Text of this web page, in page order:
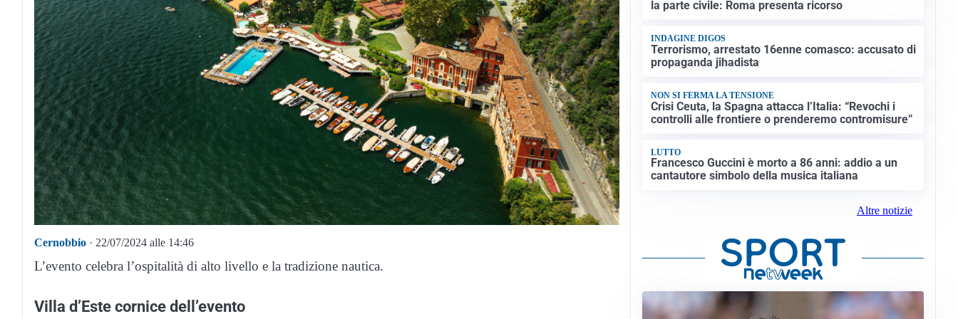
Cernobbio · 22/07/2024 alle 14:46
L’evento celebra l’ospitalità di alto livello e la tradizione nautica.
Villa d’Este cornice dell’evento
la parte civile: Roma presenta ricorso
INDAGINE DIGOS
Terrorismo, arrestato 16enne comasco: accusato di
propaganda jihadista
NON SI FERMA LA TENSIONE
Crisi Ceuta, la Spagna attacca l’Italia: “Revochi i
controlli alle frontiere o prenderemo contromisure”
LUTTO
Francesco Guccini è morto a 86 anni: addio a un
cantautore simbolo della musica italiana
Altre notizie